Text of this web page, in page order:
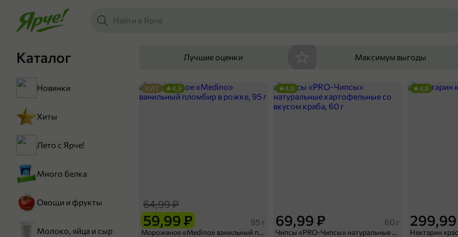
Каталог
Новинки
Хиты
Лето с Ярче!
Много белка
Овощи и фрукты
Молоко, яйца и сыр
Лучшие оценки Максимум выгоды
59,99 ₽
64,99 ₽
95 г
Мороженое «Medino» ванильный пломбир в рожке, 95 г
ХИТ 4,9
69,99 ₽ 60 г
Чипсы «PRO-Чипсы» натуральные картофельные со вкусом краба, 60 г
4,8
Нектарин
4,6